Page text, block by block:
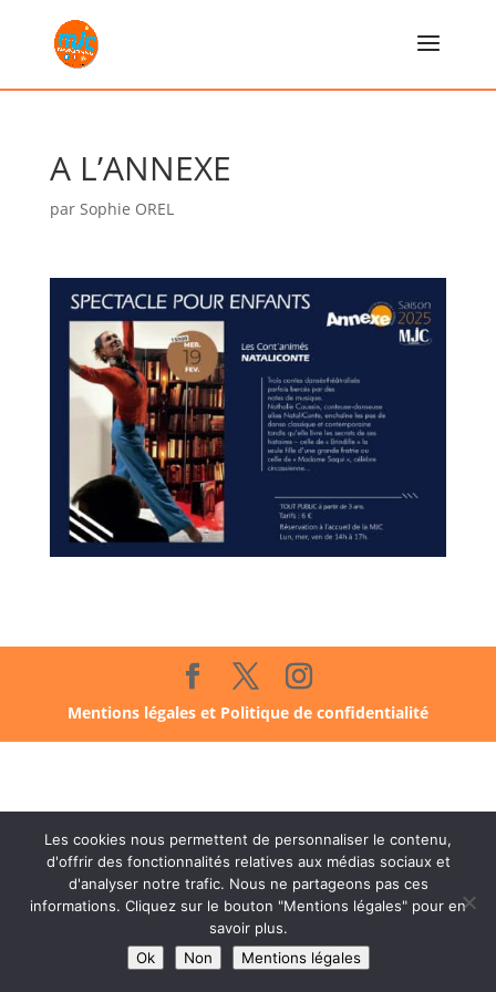
A L’ANNEXE
par Sophie OREL
Mentions légales et Politique de confidentialité
Les cookies nous permettent de personnaliser le contenu,
d'offrir des fonctionnalités relatives aux médias sociaux et
d'analyser notre trafic. Nous ne partageons pas ces
informations. Cliquez sur le bouton "Mentions légales" pour en
savoir plus.
Ok
Non Mentions légales